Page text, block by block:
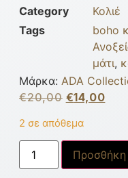
Category
Κολιέ
Tags
boho
μάτι,
Μάρκα: ADA
€20,00 €14,00
2 σε απόθεμα
Προσθήκη